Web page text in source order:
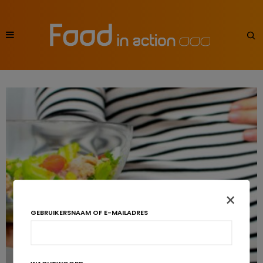
×
GEBRUIKERSNAAM OF E-MAILADRES